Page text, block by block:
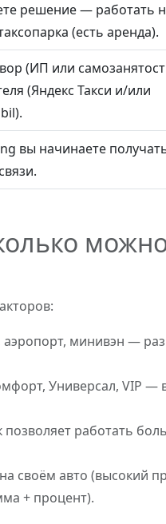
решение — работать
(есть аренда).
(ИП или
(Яндекс Такси и/или
вы начинаете
аэропорт, минивэн —
Универсал, VIP —
позволяет работать
своём авто (высокий
+ процент).